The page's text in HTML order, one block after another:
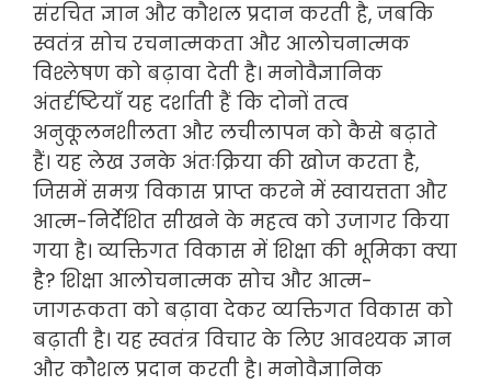
संरचित ज्ञान और कौशल प्रदान करती है, जबकि
स्वतंत्र सोच रचनात्मकता और आलोचनात्मक
विश्लेषण को बढ़ावा देती है। मनोवैज्ञानिक
अंतर्दृष्टियाँ यह दर्शाती हैं कि दोनों तत्व
अनुकूलनशीलता और लचीलापन को कैसे बढ़ाते
हैं। यह लेख उनके अंतःक्रिया की खोज करता है,
जिसमें समग्र विकास प्राप्त करने में स्वायत्तता और
आत्म-निर्देशित सीखने के महत्व को उजागर किया
गया है। व्यक्तिगत विकास में शिक्षा की भूमिका क्या
है? शिक्षा आलोचनात्मक सोच और आत्म-
जागरूकता को बढ़ावा देकर व्यक्तिगत विकास को
बढ़ाती है। यह स्वतंत्र विचार के लिए आवश्यक ज्ञान
और कौशल प्रदान करती है। मनोवैज्ञानिक